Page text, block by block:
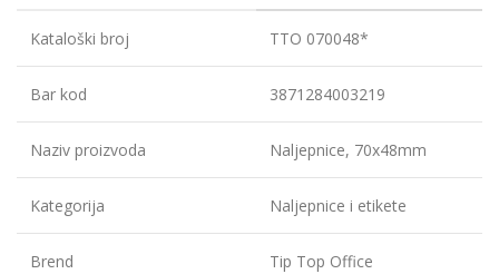
Kataloški broj TTO 070048*
Bar kod 3871284003219
Naziv proizvoda Naljepnice, 70x48mm
Kategorija Naljepnice i etikete
Brend Tip Top Office